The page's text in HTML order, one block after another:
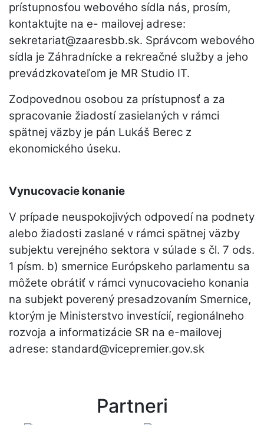
prístupnosťou webového sídla nás, prosím,
kontaktujte na e- mailovej adrese:
sekretariat@zaaresbb.sk. Správcom webového
sídla je Záhradnícke a rekreačné služby a jeho
prevádzkovateľom je MR Studio IT.
Zodpovednou osobou za prístupnosť a za
spracovanie žiadostí zasielaných v rámci
spätnej väzby je pán Lukáš Berec z
ekonomického úseku.
Vynucovacie konanie
V prípade neuspokojivých odpovedí na podnety
alebo žiadosti zaslané v rámci spätnej väzby
subjektu verejného sektora v súlade s čl. 7 ods.
1 písm. b) smernice Európskeho parlamentu sa
môžete obrátiť v rámci vynucovacieho konania
na subjekt poverený presadzovaním Smernice,
ktorým je Ministerstvo investícií, regionálneho
rozvoja a informatizácie SR na e-mailovej
adrese: standard@vicepremier.gov.sk
Partneri